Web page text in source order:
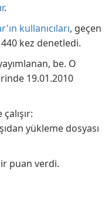
.
kullanıcıları, geçen
kez denetledi.
be. O
19.01.2010
yükleme dosyası
puan verdi.